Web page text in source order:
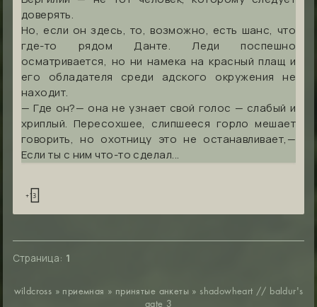
доверять.
Но, если он здесь, то, возможно, есть шанс, что
где-то рядом Данте. Леди поспешно
осматривается, но ни намека на красный плащ и
его обладателя среди адского окружения не
находит.
— Где он?— она не узнает свой голос — слабый и
хриплый. Пересохшее, слипшееся горло мешает
говорить, но охотницу это не останавливает,—
Если ты с ним что-то сделал...
+13
Страница: 1
wildcross » приемная » принятые анкеты » shadowheart // baldur's
gate 3